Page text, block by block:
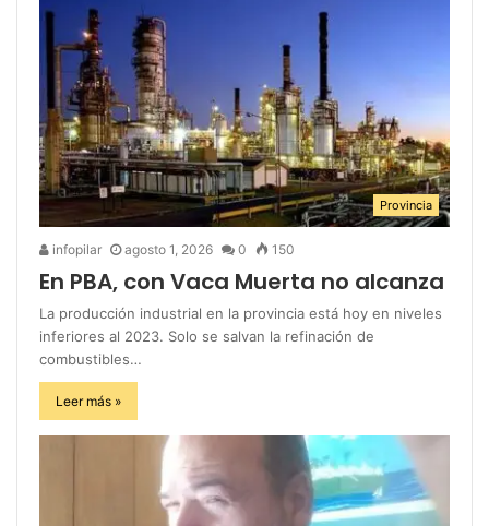
Provincia
infopilar agosto 1, 2026 0 150
En PBA, con Vaca Muerta no alcanza
La producción industrial en la provincia está hoy en niveles
inferiores al 2023. Solo se salvan la refinación de
combustibles…
Leer más »